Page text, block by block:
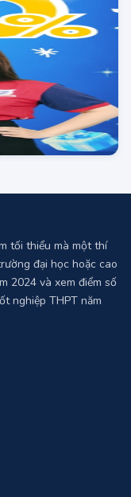
tối thiểu mà một thí
đại học hoặc cao
2024 và xem điểm số